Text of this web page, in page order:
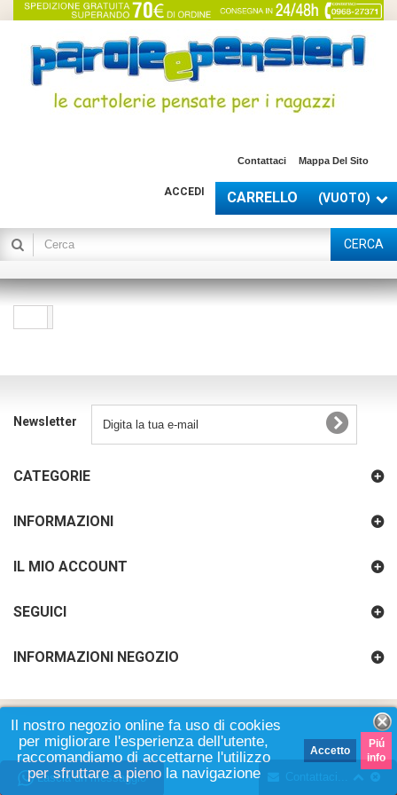
Contattaci Mappa Del Sito
CARRELLO (VUOTO)
ACCEDI
CERCA
Il nostro negozio online fa uso di cookies
per migliorare l'esperienza dell'utente,
raccomandiamo di accettarne l'utilizzo
per sfruttare a pieno la navigazione
Accetto
Piú
info
Lascia un messaggio
Newsletter
CATEGORIE
INFORMAZIONI
IL MIO ACCOUNT
SEGUICI
INFORMAZIONI NEGOZIO